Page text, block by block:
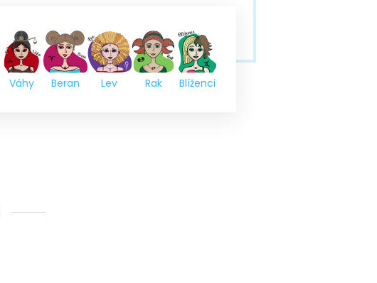
Váhy Beran Lev Rak Blíženci